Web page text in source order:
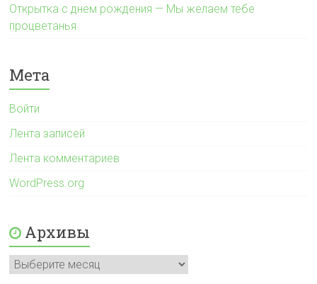
Открытка с днем рождения — Мы желаем тебе
процветанья
Мета
Войти
Лента записей
Лента комментариев
WordPress.org
Архивы
Архивы